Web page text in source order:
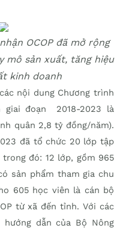
OCOP đã mở rộng
mô sản xuất, tăng hiệu
kinh doanh
nội dung Chương trình
giai đoạn 2018-2023 là
quân 2,8 tỷ đồng/năm).
đã tổ chức 20 lớp tập
đó: 12 lớp, gồm 965
sản phẩm tham gia chu
605 học viên là cán bộ
từ xã đến tỉnh. Với các
dẫn của Bộ Nông